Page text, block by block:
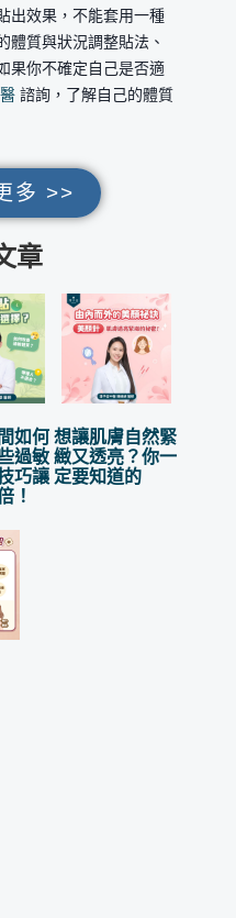
出效果，不能套用一種
體質與狀況調整貼法、
果你不確定自己是否適
醫諮詢，了解自己的體質
多 >>
章
如何
過敏
巧讓
！
想讓肌膚自然緊
緻又透亮？你一
定要知道的